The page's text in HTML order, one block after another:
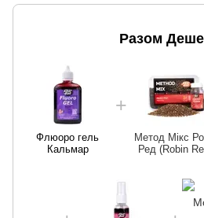
Разом
Флюоро гель
Кальмар
Метод Мікс
Ред (Robin